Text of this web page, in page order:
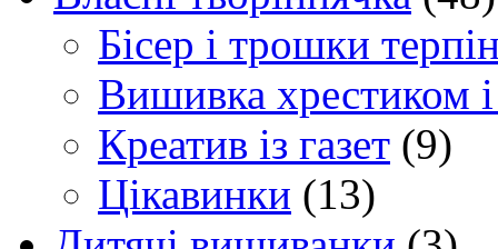
Бісер і трошки
Вишивка хрестиком
Креатив із газет (9)
Цікавинки (13)